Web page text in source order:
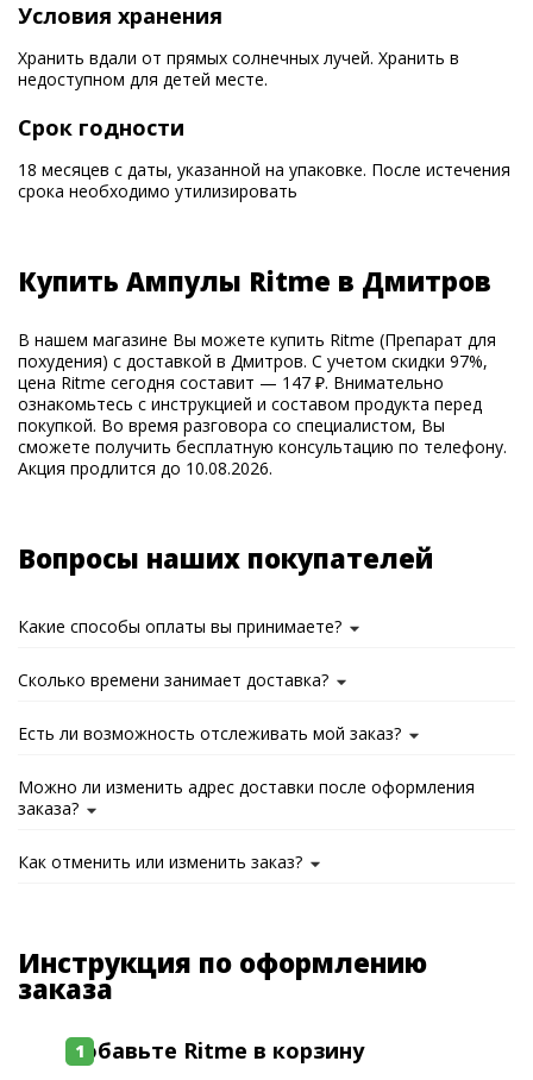
Условия хранения
Хранить вдали от прямых солнечных лучей. Хранить в
недоступном для детей месте.
Срок годности
18 месяцев с даты, указанной на упаковке. После истечения
срока необходимо утилизировать
Купить Ампулы Ritme в Дмитров
В нашем магазине Вы можете купить Ritme (Препарат для
похудения) с доставкой в Дмитров. С учетом скидки 97%,
цена Ritme сегодня составит — 147 ₽. Внимательно
ознакомьтесь с инструкцией и составом продукта перед
покупкой. Во время разговора со специалистом, Вы
сможете получить бесплатную консультацию по телефону.
Акция продлится до 10.08.2026.
Вопросы наших покупателей
Какие способы оплаты вы принимаете?
Сколько времени занимает доставка?
Есть ли возможность отслеживать мой заказ?
Можно ли изменить адрес доставки после оформления
заказа?
Как отменить или изменить заказ?
Инструкция по оформлению
заказа
Добавьте Ritme в корзину